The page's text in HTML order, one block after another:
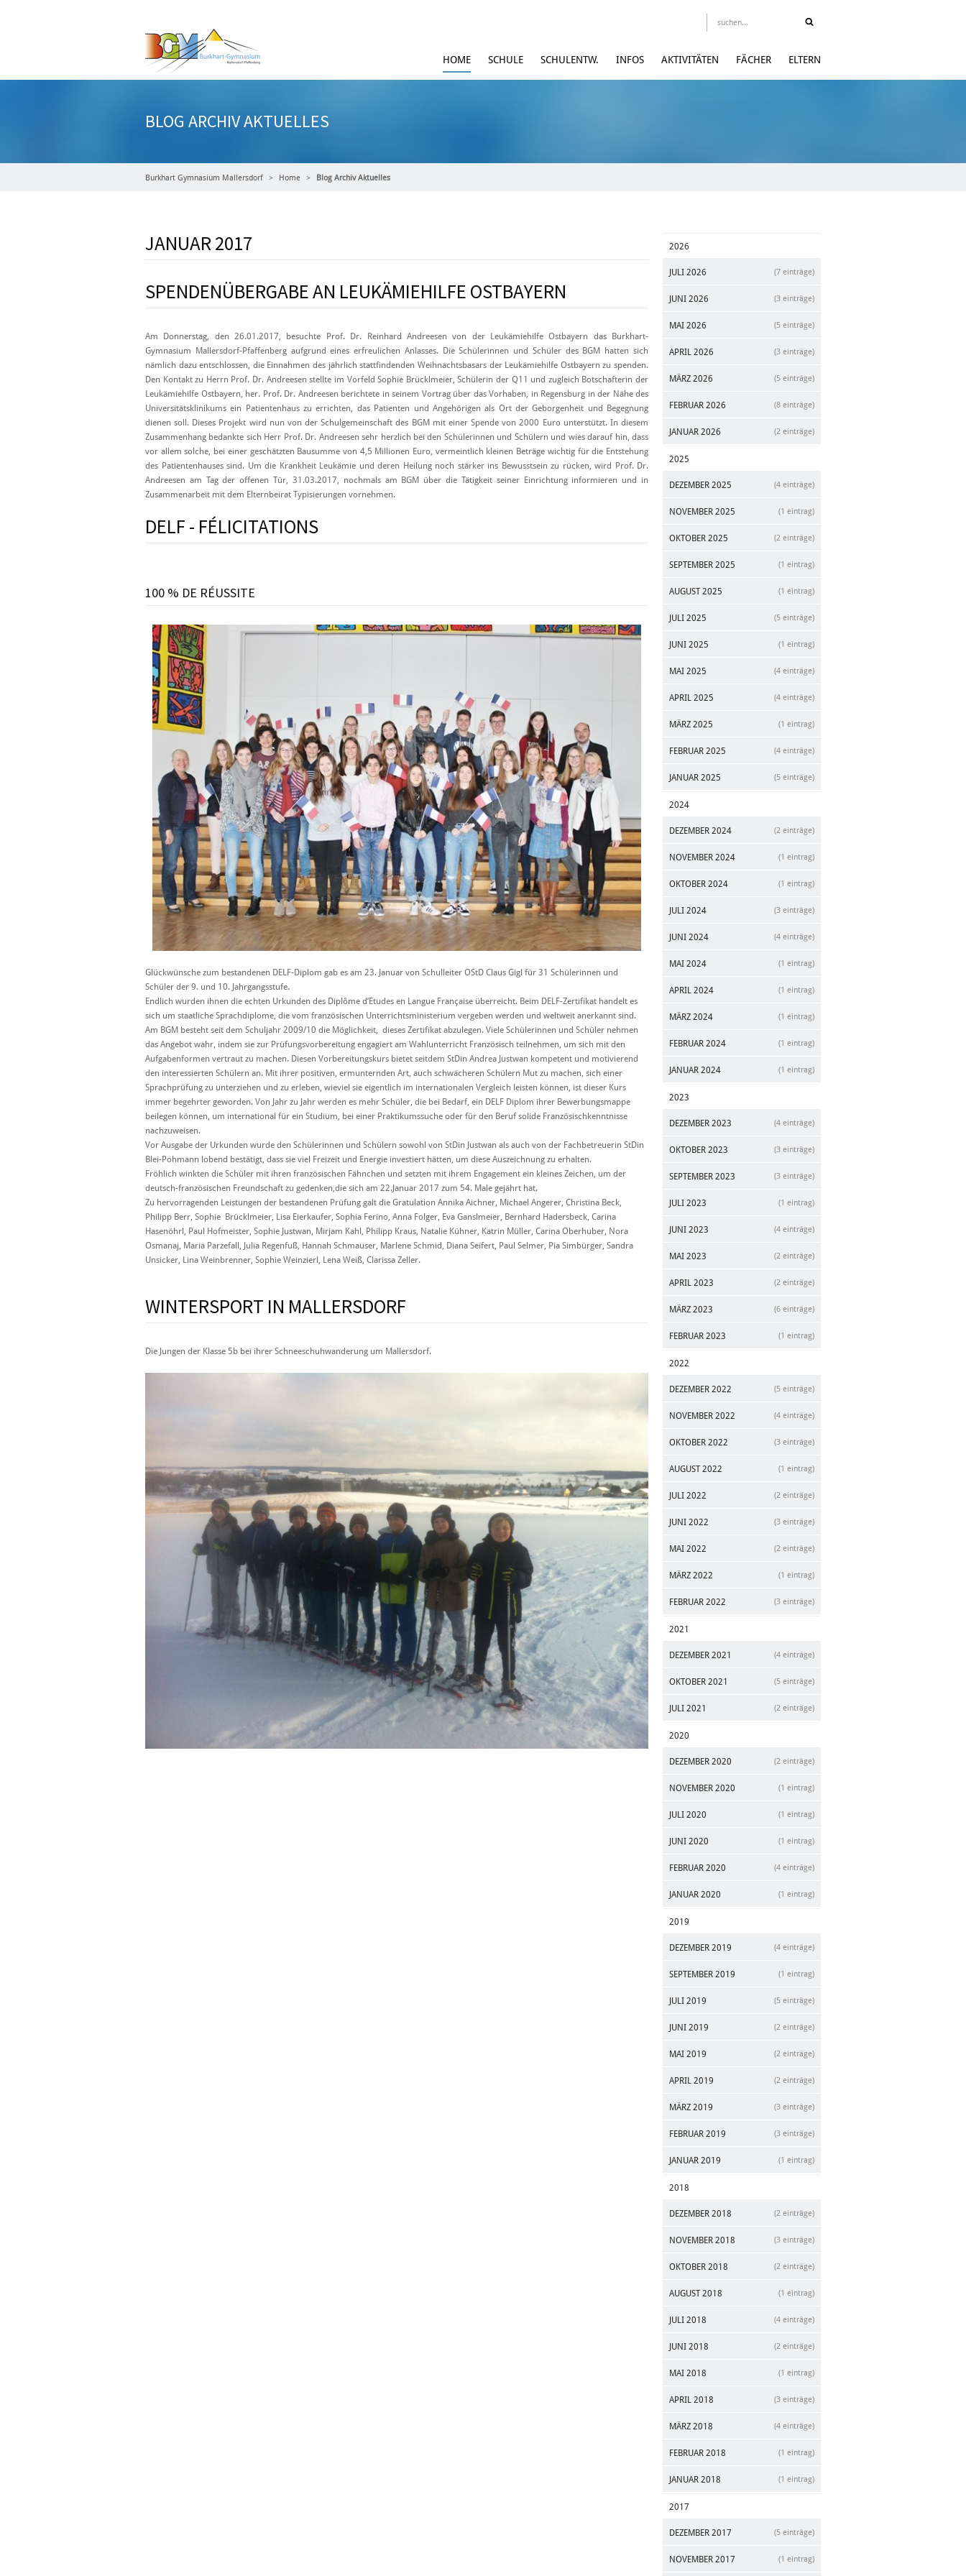
HOME SCHULE SCHULENTW. INFOS AKTIVITÄTEN FÄCHER ELTERN
BLOG ARCHIV AKTUELLES
Burkhart Gymnasium Mallersdorf Home Blog Archiv Aktuelles
JANUAR 2017
SPENDENÜBERGABE AN LEUKÄMIEHILFE OSTBAYERN
Am Donnerstag, den 26.01.2017, besuchte Prof. Dr. Reinhard Andreesen von der Leukämiehilfe Ostbayern das Burkhart-
Gymnasium Mallersdorf-Pfaffenberg aufgrund eines erfreulichen Anlasses. Die Schülerinnen und Schüler des BGM hatten sich
nämlich dazu entschlossen, die Einnahmen des jährlich stattfindenden Weihnachtsbasars der Leukämiehilfe Ostbayern zu spenden.
Den Kontakt zu Herrn Prof. Dr. Andreesen stellte im Vorfeld Sophie Brücklmeier, Schülerin der Q11 und zugleich Botschafterin der
Leukämiehilfe Ostbayern, her. Prof. Dr. Andreesen berichtete in seinem Vortrag über das Vorhaben, in Regensburg in der Nähe des
Universitätsklinikums ein Patientenhaus zu errichten, das Patienten und Angehörigen als Ort der Geborgenheit und Begegnung
dienen soll. Dieses Projekt wird nun von der Schulgemeinschaft des BGM mit einer Spende von 2000 Euro unterstützt. In diesem
Zusammenhang bedankte sich Herr Prof. Dr. Andreesen sehr herzlich bei den Schülerinnen und Schülern und wies darauf hin, dass
vor allem solche, bei einer geschätzten Bausumme von 4,5 Millionen Euro, vermeintlich kleinen Beträge wichtig für die Entstehung
des Patientenhauses sind. Um die Krankheit Leukämie und deren Heilung noch stärker ins Bewusstsein zu rücken, wird Prof. Dr.
Andreesen am Tag der offenen Tür, 31.03.2017, nochmals am BGM über die Tätigkeit seiner Einrichtung informieren und in
Zusammenarbeit mit dem Elternbeirat Typisierungen vornehmen.
DELF - FÉLICITATIONS
100 % DE RÉUSSITE
Glückwünsche zum bestandenen DELF-Diplom gab es am 23. Januar von Schulleiter OStD Claus Gigl für 31 Schülerinnen und
Schüler der 9. und 10. Jahrgangsstufe.
Endlich wurden ihnen die echten Urkunden des Diplôme d’Etudes en Langue Française überreicht. Beim DELF-Zertifikat handelt es
sich um staatliche Sprachdiplome, die vom französischen Unterrichtsministerium vergeben werden und weltweit anerkannt sind.
Am BGM besteht seit dem Schuljahr 2009/10 die Möglichkeit, dieses Zertifikat abzulegen. Viele Schülerinnen und Schüler nehmen
das Angebot wahr, indem sie zur Prüfungsvorbereitung engagiert am Wahlunterricht Französisch teilnehmen, um sich mit den
Aufgabenformen vertraut zu machen. Diesen Vorbereitungskurs bietet seitdem StDin Andrea Justwan kompetent und motivierend
den interessierten Schülern an. Mit ihrer positiven, ermunternden Art, auch schwächeren Schülern Mut zu machen, sich einer
Sprachprüfung zu unterziehen und zu erleben, wieviel sie eigentlich im internationalen Vergleich leisten können, ist dieser Kurs
immer begehrter geworden. Von Jahr zu Jahr werden es mehr Schüler, die bei Bedarf, ein DELF Diplom ihrer Bewerbungsmappe
beilegen können, um international für ein Studium, bei einer Praktikumssuche oder für den Beruf solide Französischkenntnisse
nachzuweisen.
Vor Ausgabe der Urkunden wurde den Schülerinnen und Schülern sowohl von StDin Justwan als auch von der Fachbetreuerin StDin
Blei-Pohmann lobend bestätigt, dass sie viel Freizeit und Energie investiert hätten, um diese Auszeichnung zu erhalten.
Fröhlich winkten die Schüler mit ihren französischen Fähnchen und setzten mit ihrem Engagement ein kleines Zeichen, um der
deutsch-französischen Freundschaft zu gedenken,die sich am 22.Januar 2017 zum 54. Male gejährt hat.
Zu hervorragenden Leistungen der bestandenen Prüfung galt die Gratulation Annika Aichner, Michael Angerer, Christina Beck,
Philipp Berr, Sophie Brücklmeier, Lisa Eierkaufer, Sophia Ferino, Anna Folger, Eva Ganslmeier, Bernhard Hadersbeck, Carina
Hasenöhrl, Paul Hofmeister, Sophie Justwan, Mirjam Kahl, Philipp Kraus, Natalie Kühner, Katrin Müller, Carina Oberhuber, Nora
Osmanaj, Maria Parzefall, Julia Regenfuß, Hannah Schmauser, Marlene Schmid, Diana Seifert, Paul Selmer, Pia Simbürger, Sandra
Unsicker, Lina Weinbrenner, Sophie Weinzierl, Lena Weiß, Clarissa Zeller.
WINTERSPORT IN MALLERSDORF
Die Jungen der Klasse 5b bei ihrer Schneeschuhwanderung um Mallersdorf.
2026
JULI 2026 (7 einträge)
JUNI 2026 (3 einträge)
MAI 2026 (5 einträge)
APRIL 2026 (3 einträge)
MÄRZ 2026 (5 einträge)
FEBRUAR 2026 (8 einträge)
JANUAR 2026 (2 einträge)
2025
DEZEMBER 2025 (4 einträge)
NOVEMBER 2025 (1 eintrag)
OKTOBER 2025 (2 einträge)
SEPTEMBER 2025 (1 eintrag)
AUGUST 2025 (1 eintrag)
JULI 2025 (5 einträge)
JUNI 2025 (1 eintrag)
MAI 2025 (4 einträge)
APRIL 2025 (4 einträge)
MÄRZ 2025 (1 eintrag)
FEBRUAR 2025 (4 einträge)
JANUAR 2025 (5 einträge)
2024
DEZEMBER 2024 (2 einträge)
NOVEMBER 2024 (1 eintrag)
OKTOBER 2024 (1 eintrag)
JULI 2024 (3 einträge)
JUNI 2024 (4 einträge)
MAI 2024 (1 eintrag)
APRIL 2024 (1 eintrag)
MÄRZ 2024 (1 eintrag)
FEBRUAR 2024 (1 eintrag)
JANUAR 2024 (1 eintrag)
2023
DEZEMBER 2023 (4 einträge)
OKTOBER 2023 (3 einträge)
SEPTEMBER 2023 (3 einträge)
JULI 2023 (1 eintrag)
JUNI 2023 (4 einträge)
MAI 2023 (2 einträge)
APRIL 2023 (2 einträge)
MÄRZ 2023 (6 einträge)
FEBRUAR 2023 (1 eintrag)
2022
DEZEMBER 2022 (5 einträge)
NOVEMBER 2022 (4 einträge)
OKTOBER 2022 (3 einträge)
AUGUST 2022 (1 eintrag)
JULI 2022 (2 einträge)
JUNI 2022 (3 einträge)
MAI 2022 (2 einträge)
MÄRZ 2022 (1 eintrag)
FEBRUAR 2022 (3 einträge)
2021
DEZEMBER 2021 (4 einträge)
OKTOBER 2021 (5 einträge)
JULI 2021 (2 einträge)
2020
DEZEMBER 2020 (2 einträge)
NOVEMBER 2020 (1 eintrag)
JULI 2020 (1 eintrag)
JUNI 2020 (1 eintrag)
FEBRUAR 2020 (4 einträge)
JANUAR 2020 (1 eintrag)
2019
DEZEMBER 2019 (4 einträge)
SEPTEMBER 2019 (1 eintrag)
JULI 2019 (5 einträge)
JUNI 2019 (2 einträge)
MAI 2019 (2 einträge)
APRIL 2019 (2 einträge)
MÄRZ 2019 (3 einträge)
FEBRUAR 2019 (3 einträge)
JANUAR 2019 (1 eintrag)
2018
DEZEMBER 2018 (2 einträge)
NOVEMBER 2018 (3 einträge)
OKTOBER 2018 (2 einträge)
AUGUST 2018 (1 eintrag)
JULI 2018 (4 einträge)
JUNI 2018 (2 einträge)
MAI 2018 (1 eintrag)
APRIL 2018 (3 einträge)
MÄRZ 2018 (4 einträge)
FEBRUAR 2018 (1 eintrag)
JANUAR 2018 (1 eintrag)
2017
DEZEMBER 2017 (5 einträge)
NOVEMBER 2017 (1 eintrag)